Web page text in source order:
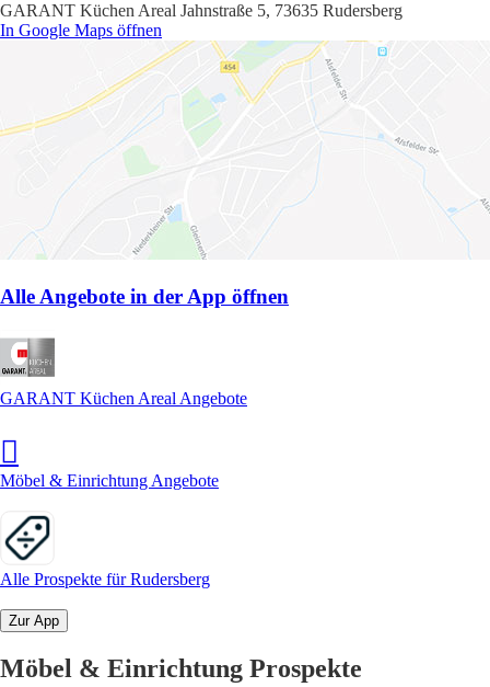
GARANT Küchen Areal Jahnstraße 5, 73635 Rudersberg
In Google Maps öffnen
Alle Angebote in der App öffnen
GARANT Küchen Areal Angebote
Möbel & Einrichtung Angebote
Alle Prospekte für Rudersberg
Zur App
Möbel & Einrichtung Prospekte